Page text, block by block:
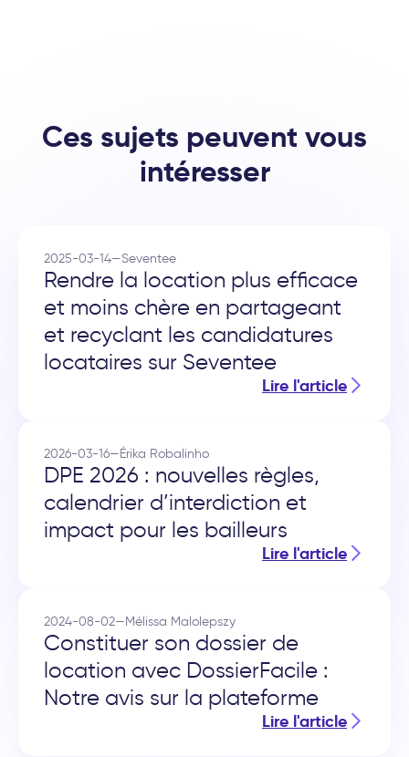
Ces sujets peuvent vous
intéresser
2025-03-14—Seventee
Rendre la location plus efficace
et moins chère en partageant
et recyclant les candidatures
locataires sur Seventee
Lire l'article
2026-03-16—Érika Robalinho
DPE 2026 : nouvelles règles,
calendrier d’interdiction et
impact pour les bailleurs
Lire l'article
2024-08-02—Mélissa Malolepszy
Constituer son dossier de
location avec DossierFacile :
Notre avis sur la plateforme
Lire l'article